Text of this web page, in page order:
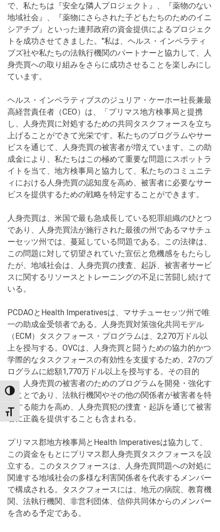
TOGGLE HIGH CONTRAST
TOGGLE FONT SIZE
で、私たちは『安全な隣人プロジェクト』、『薬物のない
地域社会』、『薬物にさらされた子どもたちのためのイニ
シアチブ』といった連邦政府の資金提供によるプロジェク
トを成功させてきました。"私は、ヘルス・インペラティ
ブズ社や私たちの法執行機関のパートナーと協力して、人
身売買への取り組みをさらに成功させることを楽しみにし
ています。
ヘルス・インペラティブスのジュリア・ケーホー社長兼最
高経営責任者（CEO）は、「プリマス地方検事局と提携
し、人身売買に対処するための共同タスクフォースを立ち
上げることができて光栄です。私たちのプログラムやサー
ビスを通じて、人身売買の被害者が増えています。この助
成金により、私たちはこの極めて重要な問題にスポットラ
イトを当て、地方検事局と協力して、私たちのコミュニテ
ィにおける人身売買の認知度を高め、被害者に必要なサー
ビスを提供するための戦略を特定することができます。
人身売買は、米国で最も急成長している犯罪組織のひとつ
であり、人身売買法が施行された最後の州であるマサチュ
ーセッツ州では、蔓延している問題である。この法律は、
この問題に対して切望されていた宣伝と危機感をもたらし
たが、地域社会は、人身売買の捜査、起訴、被害者サービ
スに関するリソースとトレーニングの不足に苦闘し続けて
いる。
PCDAOとHealth Imperativesは、マサチューセッツ州で唯
一の助成金受領者である。人身売買対策強化共同モデル
（ECM）タスクフォース・プログラムは、2,270万ドル以
上を授与する。OVCは、人身売買と闘うための協力的かつ
学際的なタスクフォースの有効性を支援するため、27のプ
ログラムに総額1,770万ドル以上を授与する。その目的
は、人身売買の被害者のためのプログラムを開発・強化す
ることであり、法執行機関やその他の関係者が被害者を特
定する能力を高め、人身売買犯の捜査・起訴を通じて被害
者に正義を提供することも含まれる。
プリマス郡地方検事局とHealth Imperativesは協力して、
この資金をもとにプリマス郡人身売買タスクフォースを設
立する。このタスクフォースは、人身売買問題への対処に
関連する地域社会の多様な利害関係者を代表するメンバー
で構成される。タスクフォースには、地元の病院、教育機
関、法執行機関、非営利団体、信仰共同体からのメンバー
を含める予定である。